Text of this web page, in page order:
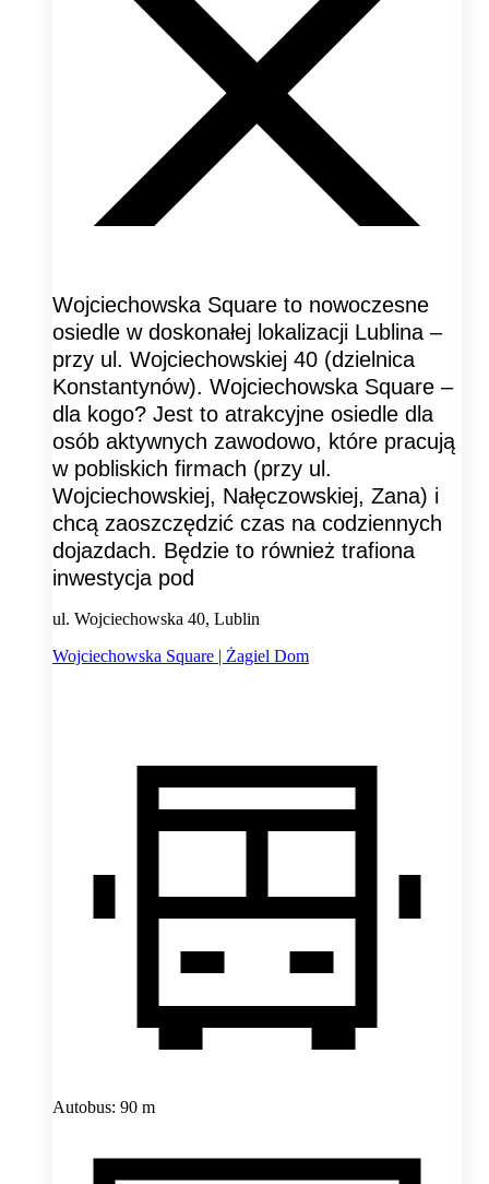
Wojciechowska Square to nowoczesne
osiedle w doskonałej lokalizacji Lublina –
przy ul. Wojciechowskiej 40 (dzielnica
Konstantynów). Wojciechowska Square –
dla kogo? Jest to atrakcyjne osiedle dla
osób aktywnych zawodowo, które pracują
w pobliskich firmach (przy ul.
Wojciechowskiej, Nałęczowskiej, Zana) i
chcą zaoszczędzić czas na codziennych
dojazdach. Będzie to również trafiona
inwestycja pod
ul. Wojciechowska 40, Lublin
Wojciechowska Square | Żagiel Dom
Autobus: 90 m